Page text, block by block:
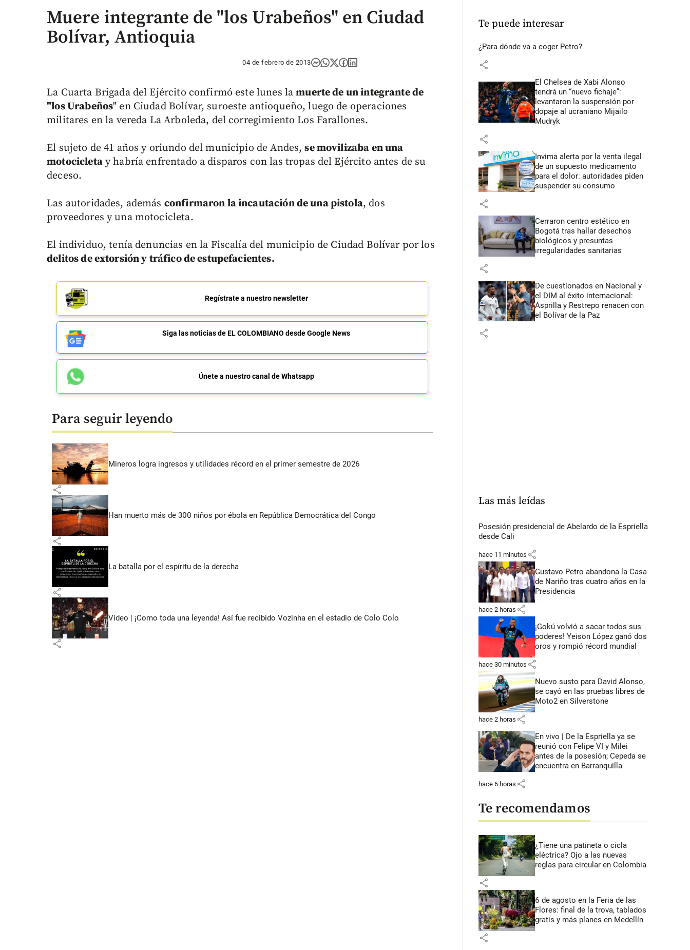
Muere integrante de "los Urabeños" en Ciudad
Bolívar, Antioquia
04 de febrero de 2013
La Cuarta Brigada del Ejército confirmó este lunes lamuerte de un integrante de
"los Urabeños" en Ciudad Bolívar, suroeste antioqueño, luego de operaciones
militares en la vereda La Arboleda, del corregimiento Los Farallones.
El sujeto de 41 años y oriundo del municipio de Andes,se movilizaba en una
motocicletay habría enfrentado a disparos con las tropas del Ejército antes de su
deceso.
Las autoridades, además confirmaron la incautación de una pistola, dos
proveedores y una motocicleta.
El individuo, tenía denuncias en la Fiscalía del municipio de Ciudad Bolívar por los
delitos de extorsión y tráfico de estupefacientes.
Regístrate a nuestro newsletter
Siga las noticias de EL COLOMBIANO desde Google News
Únete a nuestro canal de Whatsapp
Para seguir leyendo
Mineros logra ingresos y utilidades récord en el primer semestre de 2026
share
Han muerto más de 300 niños por ébola en República Democrática del Congo
share
La batalla por el espíritu de la derecha
share
Video | ¡Como toda una leyenda! Así fue recibido Vozinha en el estadio de Colo Colo
share
Te puede interesar
¿Para dónde va a coger Petro?
share
El Chelsea de Xabi Alonso
tendrá un “nuevo fichaje”:
levantaron la suspensión por
dopaje al ucraniano Mijailo
Mudryk
share
Invima alerta por la venta ilegal
de un supuesto medicamento
para el dolor: autoridades piden
suspender su consumo
share
Cerraron centro estético en
Bogotá tras hallar desechos
biológicos y presuntas
irregularidades sanitarias
share
De cuestionados en Nacional y
el DIM al éxito internacional:
Asprilla y Restrepo renacen con
el Bolívar de la Paz
share
Las más leídas
Posesión presidencial de Abelardo de la Espriella
desde Cali
hace 11 minutos share
Gustavo Petro abandona la Casa
de Nariño tras cuatro años en la
Presidencia
hace 2 horas share
¡Gokú volvió a sacar todos sus
poderes! Yeison López ganó dos
oros y rompió récord mundial
hace 30 minutos share
Nuevo susto para David Alonso,
se cayó en las pruebas libres de
Moto2 en Silverstone
hace 2 horas share
En vivo | De la Espriella ya se
reunió con Felipe VI y Milei
antes de la posesión; Cepeda se
encuentra en Barranquilla
hace 6 horas share
Te recomendamos
¿Tiene una patineta o cicla
eléctrica? Ojo a las nuevas
reglas para circular en Colombia
share
6 de agosto en la Feria de las
Flores: final de la trova, tablados
gratis y más planes en Medellín
share